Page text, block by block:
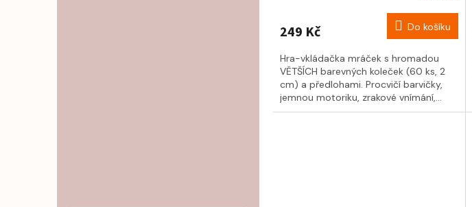
249 Kč Do košíku
Hra-vkládačka mráček s hromadou
VĚTŠÍCH barevných koleček (60 ks, 2
cm) a předlohami. Procvičí barvičky,
jemnou motoriku, zrakové vnímání,...